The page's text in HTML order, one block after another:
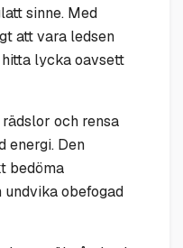
sinne. Med
att vara ledsen
lycka oavsett
och rensa
energi. Den
bedöma
obefogad